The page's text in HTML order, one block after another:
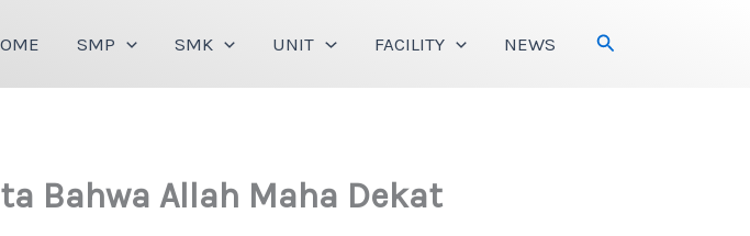
SMP SMK UNIT FACILITY NEWS Search
Bahwa Allah Maha Dekat